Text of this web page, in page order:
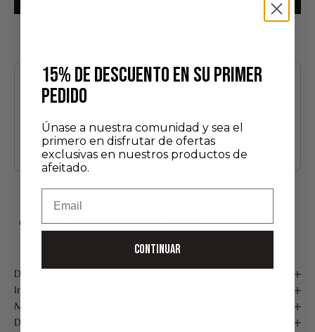
Use the Previous and Next buttons to navigate through product
Edición Descubrimiento
24,00 €
Añadir
ENVÍO GRATUITO A PARTIR DE 75 €* Hecho a mano en Francia
Descripción
Instrucciones de uso
Mantenimiento
Detalles del producto
15% DE DESCUENTO EN SU PRIMER
PEDIDO
Únase a nuestra comunidad y sea el
primero en disfrutar de ofertas
exclusivas en nuestros productos de
afeitado.
CONTINUAR